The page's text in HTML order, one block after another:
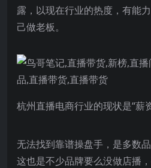
露，以现在行业的热度，有能
己做老板。
杭州直播电商行业的现状是“薪
无法找到靠谱操盘手，是多数
这也是不少品牌要么没做店播